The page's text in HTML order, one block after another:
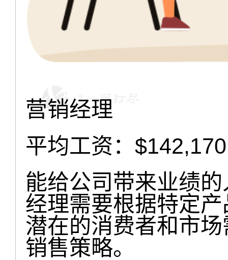
营销经理
平均工资：$142,170
能给公司带来业绩
经理需要根据特定
潜在的消费者和市
销售策略。